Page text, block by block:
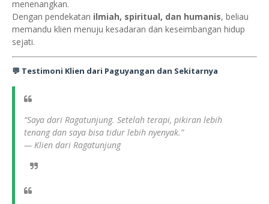
menenangkan.
Dengan pendekatan ilmiah, spiritual, dan humanis, beliau
memandu klien menuju kesadaran dan keseimbangan hidup
sejati.
💬 Testimoni Klien dari Paguyangan dan Sekitarnya
“Saya dari Ragatunjung. Setelah terapi, pikiran lebih
tenang dan saya bisa tidur lebih nyenyak.”
— Klien dari Ragatunjung